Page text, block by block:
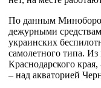
По данным
дежурными
украинских
самолетного типа.
Краснодарского
– над акваторией